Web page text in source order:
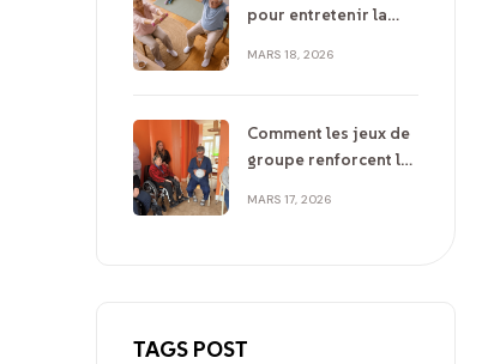
pour entretenir la
seniors
MARS 18, 2026
Comment les jeux de
groupe renforcent la
bien être des seniors
MARS 17, 2026
TAGS POST